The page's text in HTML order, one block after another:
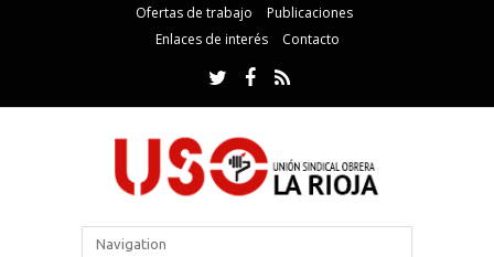
Ofertas de trabajo
Publicaciones
Enlaces de interés
Contacto